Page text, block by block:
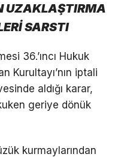
UZAKLAŞTIRMA
SARSTI
36.’ıncı Hukuk
Kurultayı’nın iptali
aldığı karar,
geriye dönük
kurmaylarından